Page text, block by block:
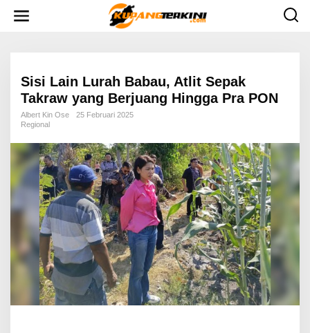
Sisi Lain Lurah Babau, Atlit Sepak
Takraw yang Berjuang Hingga Pra PON
Albert Kin Ose
25 Februari 2025
Regional